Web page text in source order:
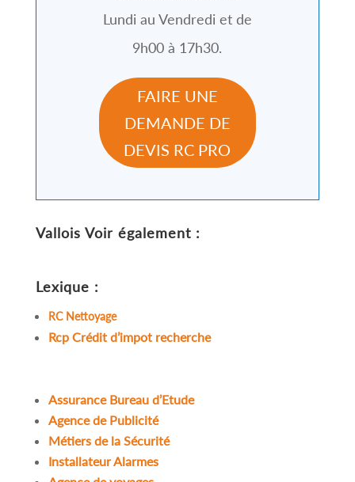
Lundi au Vendredi et de
9h00 à 17h30.
FAIRE UNE
DEMANDE DE
DEVIS RC PRO
Vallois Voir également :
Lexique :
RC Nettoyage
Rcp Crédit d’impot recherche
Assurance Bureau d’Etude
Agence de Publicité
Métiers de la Sécurité
Installateur Alarmes